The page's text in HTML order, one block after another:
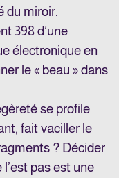
du miroir.
398 d’une
électronique en
le « beau » dans
se profile
fait vaciller le
? Décider
pas est une